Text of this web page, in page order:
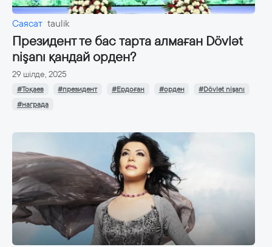
Саясат taulik
Президент те бас тарта алмаған Dövlət
nişanı қандай орден?
29 шілде, 2025
#Тоқаев #президент #Ердоған #орден
#Dövlət nişanı
#награда